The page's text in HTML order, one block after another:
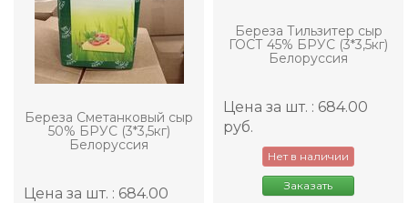
Береза Сметанковый сыр
50% БРУС (3*3,5кг)
Белоруссия
Цена за шт. : 684.00
Береза Тильзитер сыр
ГОСТ 45% БРУС (3*3,5кг)
Белоруссия
Цена за шт. : 684.00
руб.
Нет в наличии
Заказать